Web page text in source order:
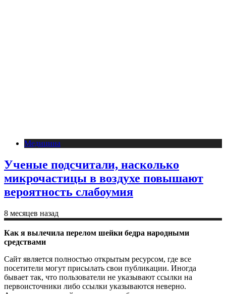
Медицина
Ученые подсчитали, насколько
микрочастицы в воздухе повышают
вероятность слабоумия
8 месяцев назад
Как я вылечила перелом шейки бедра народными
средствами
Сайт является полностью открытым ресурсом, где все
посетители могут присылать свои публикации. Иногда
бывает так, что пользователи не указывают ссылки на
первоисточники либо ссылки указываются неверно.